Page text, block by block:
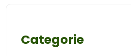
Categorie